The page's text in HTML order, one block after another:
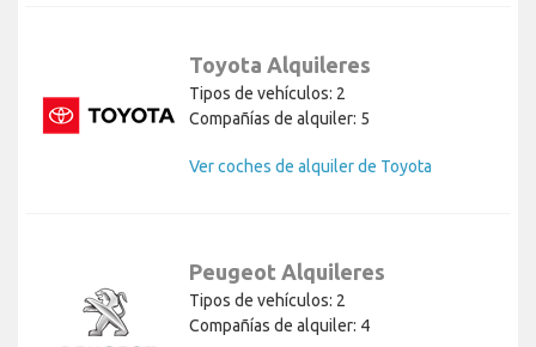
Toyota Alquileres
Tipos de vehículos: 2
Compañías de alquiler: 5
Ver coches de alquiler de Toyota
Peugeot Alquileres
Tipos de vehículos: 2
Compañías de alquiler: 4